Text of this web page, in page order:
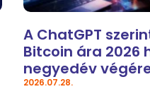
A ChatGPT
Bitcoin ára 2026
negyedév
2026.07.28.